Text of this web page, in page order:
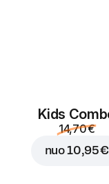
Kids
14,70 €
nuo10,95 €